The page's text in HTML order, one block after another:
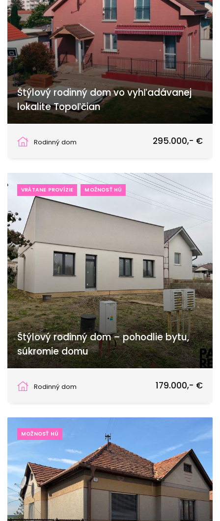
Štýlový rodinný dom vo vyhľadávanej
lokalite Topoľčian
Rodinný dom
295.000,- €
VRÁTANE PROVÍZIE MOŽNOSŤ HÚ
Štýlový rodinný dom – pohodlie bytu,
súkromie domu
Rodinný dom
179.000,- €
MOŽNOSŤ HÚ